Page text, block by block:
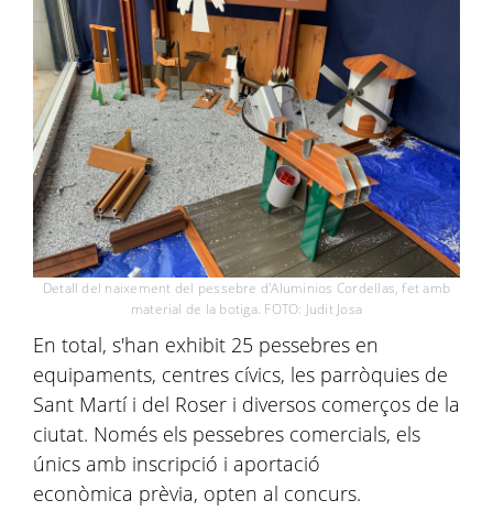
Detall del naixement del pessebre d'Aluminios Cordellas, fet amb
material de la botiga. FOTO: Judit Josa
En total, s'han exhibit 25 pessebres en
equipaments, centres cívics, les parròquies de
Sant Martí i del Roser i diversos comerços de la
ciutat. Només els pessebres comercials, els
únics amb inscripció i aportació
econòmica prèvia, opten al concurs.